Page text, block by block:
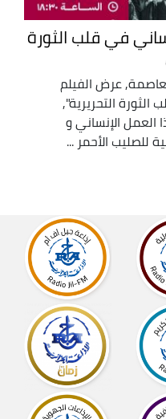
في قلب الثورة
عرض الفيلم
التحريرية",
الإنساني و
للصليب الأحمر ...